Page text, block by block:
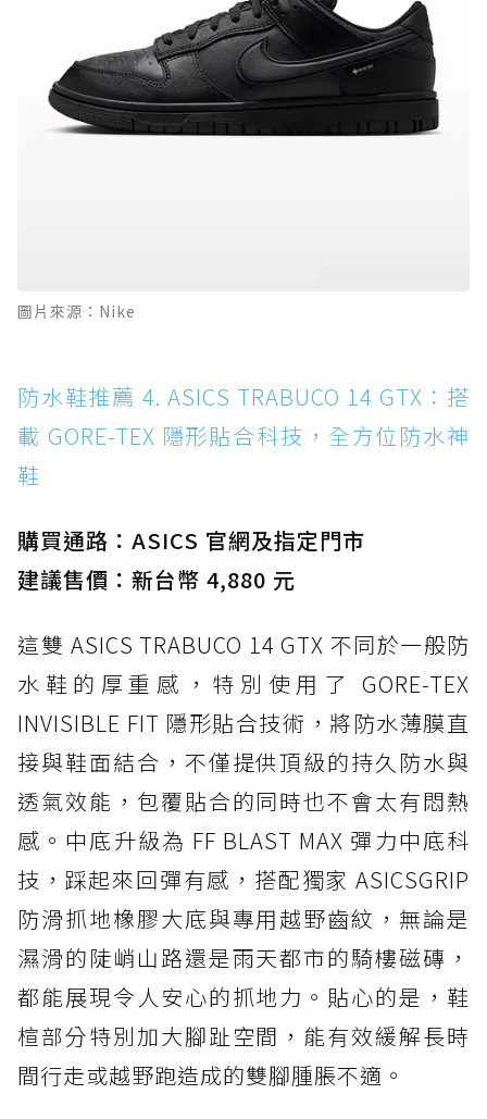
圖片來源：Nike
防水鞋推薦 4. ASICS TRABUCO 14 GTX：搭
載 GORE-TEX 隱形貼合科技，全方位防水神
鞋
購買通路：ASICS 官網及指定門市
建議售價：新台幣 4,880 元
這雙 ASICS TRABUCO 14 GTX 不同於一般防
水鞋的厚重感，特別使用了 GORE-TEX
INVISIBLE FIT 隱形貼合技術，將防水薄膜直
接與鞋面結合，不僅提供頂級的持久防水與
透氣效能，包覆貼合的同時也不會太有悶熱
感。中底升級為 FF BLAST MAX 彈力中底科
技，踩起來回彈有感，搭配獨家 ASICSGRIP
防滑抓地橡膠大底與專用越野齒紋，無論是
濕滑的陡峭山路還是雨天都市的騎樓磁磚，
都能展現令人安心的抓地力。貼心的是，鞋
楦部分特別加大腳趾空間，能有效緩解長時
間行走或越野跑造成的雙腳腫脹不適。